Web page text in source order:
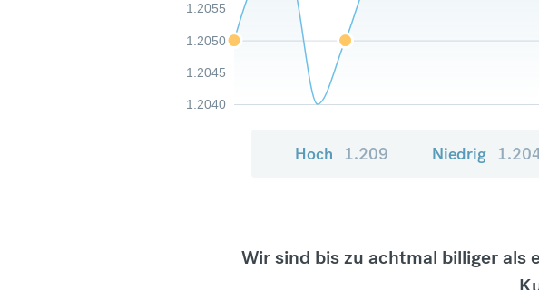
1.2040
1.2045
1.2050
1.2055
Hoch 1.209 Niedrig
Wir sind bis zu achtmal billiger als